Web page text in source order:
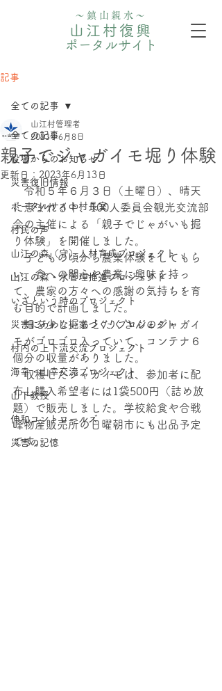
〜鎮山親水〜
山江村復興
ポータルサイト
記事
全ての記事
役場からのお知らせ
災害復旧情報
ポータルサイト村長室
村民の声
山江の森（守）人材育成プロジェクト
⼭江の森・⽔管理推進プロジェクト
いざという時のプロジェクト
災害にあわない家づくりプロジェクト
村内の上下流交流プロジェクト
海幸・⼭幸交流プロジェクト
山下教授
伸和コントロールズ
災害の記憶
全ての記事
親子でジャガイモ堀り体験
山江村管理者
2023年6月8日
更新日： 2023年6月13日
令和５年６月３日（土曜日）、晴天
に恵まれる中、100人委員会観光交流部
会の主催による「親子でじゃがいも掘
り体験」を開催しました。
子どもの頃から農業体験をしてもら
い、食への関心や農業に興味を持っ
て、農家の方々への感謝の気持ちを育
む目的で計画しました。
畑を少し掘るとたくさんのジャガイ
モがゴロゴロ入っていて、コンテナ６
個分の収量がありました。
収穫したジャガイモは、参加者に配
布し購入希望者には1袋500円（詰め放
題）で販売しました。学校給食や合戦
峰物産販売所の日曜朝市にも出品予定
です。